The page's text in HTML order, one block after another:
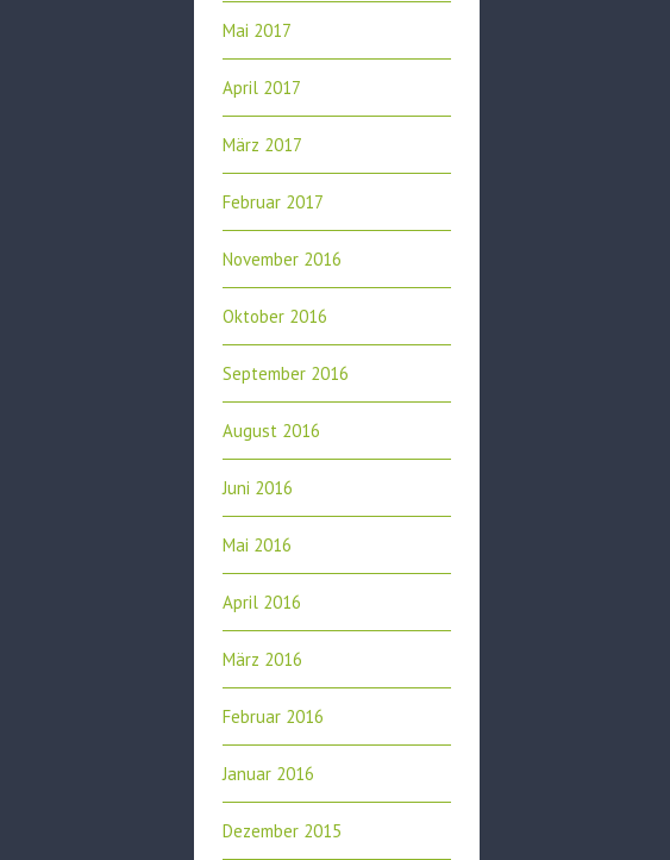
Mai 2017
April 2017
März 2017
Februar 2017
November 2016
Oktober 2016
September 2016
August 2016
Juni 2016
Mai 2016
April 2016
März 2016
Februar 2016
Januar 2016
Dezember 2015